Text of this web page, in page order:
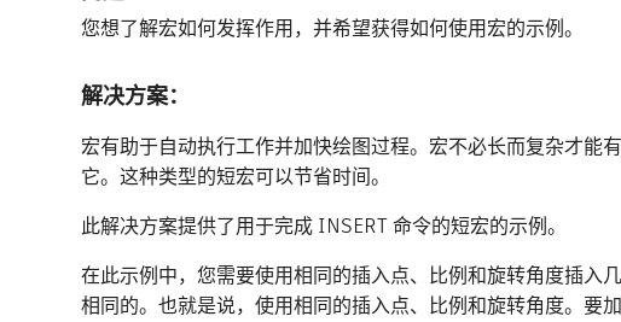
您想了解宏如何发挥作用，并希望获得如何使用宏的示例。
解决方案：
宏有助于自动执行工作并加快绘图过程。宏不必长而复杂才能
它。这种类型的短宏可以节省时间。
此解决方案提供了用于完成 INSERT 命令的短宏的示例。
在此示例中，您需要使用相同的插入点、比例和旋转角度插入
相同的。也就是说，使用相同的插入点、比例和旋转角度。要